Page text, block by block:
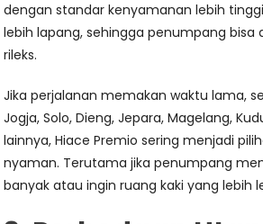
dengan standar kenyamanan lebih
lebih lapang, sehingga penumpang bisa
rileks.
Jika perjalanan memakan waktu lama,
Jogja, Solo, Dieng, Jepara, Magelang,
lainnya, Hiace Premio sering menjadi
nyaman. Terutama jika penumpang
banyak atau ingin ruang kaki yang lebih